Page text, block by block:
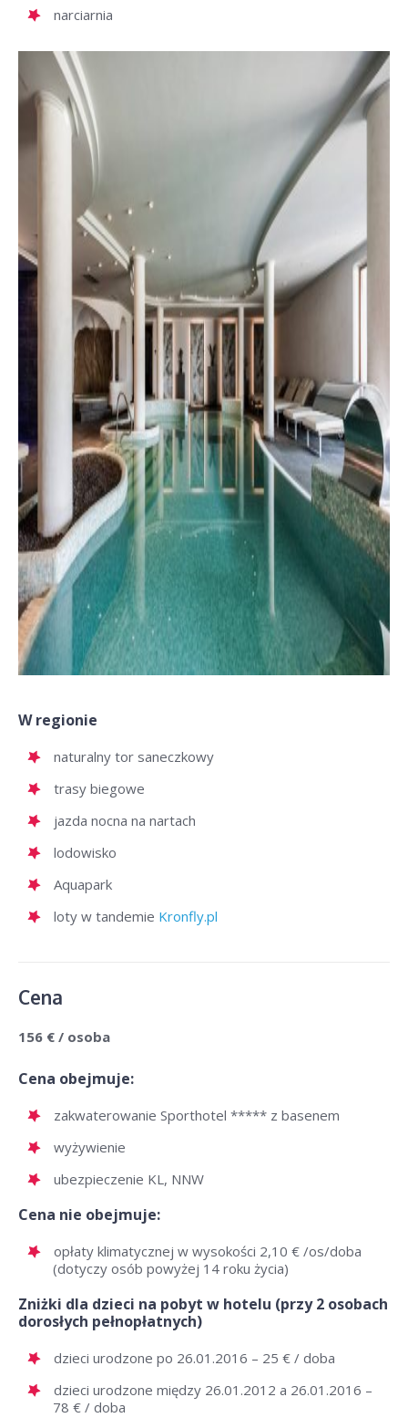
narciarnia
W regionie
naturalny tor saneczkowy
trasy biegowe
jazda nocna na nartach
lodowisko
Aquapark
loty w tandemie Kronfly.pl
Cena
156 € / osoba
Cena obejmuje:
zakwaterowanie Sporthotel ***** z basenem
wyżywienie
ubezpieczenie KL, NNW
Cena nie obejmuje:
opłaty klimatycznej w wysokości 2,10 € /os/doba
(dotyczy osób powyżej 14 roku życia)
Zniżki dla dzieci na pobyt w hotelu (przy 2 osobach
dorosłych pełnopłatnych)
dzieci urodzone po 26.01.2016 – 25 € / doba
dzieci urodzone między 26.01.2012 a 26.01.2016 –
78 € / doba